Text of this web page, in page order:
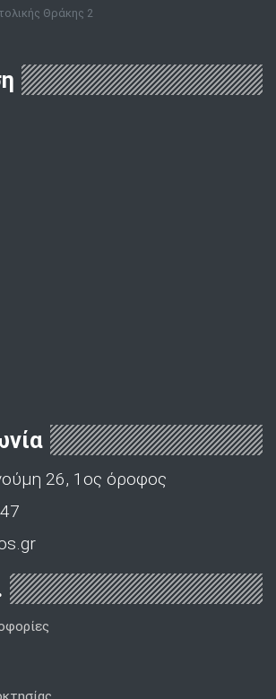
Θράκης 2
26, 1ος όροφος